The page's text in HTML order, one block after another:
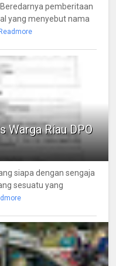
pemberitaan
yang menyebut nama
Readmore
Warga Riau DPO
siapa dengan sengaja
sesuatu yang